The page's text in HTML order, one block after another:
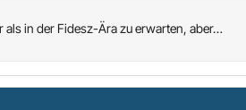
in der Fidesz-Ära zu erwarten, aber…